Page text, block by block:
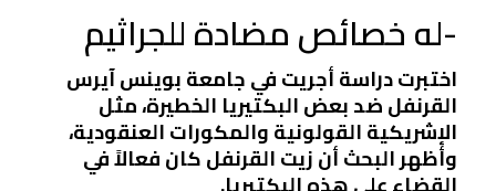
-له خصائص مضادة للجراثيم
اختبرت دراسة أجريت في جامعة بوينس آيرس
القرنفل ضد بعض البكتيريا الخطيرة، مثل
الإشريكية القولونية والمكورات العنقودية،
وأظهر البحث أن زيت القرنفل كان فعالاً في